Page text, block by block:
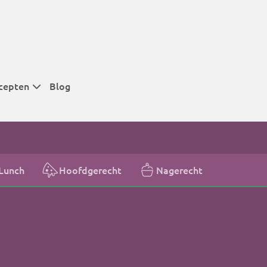
tijden
tijden
Blog
Hoofdgerecht Nagerecht